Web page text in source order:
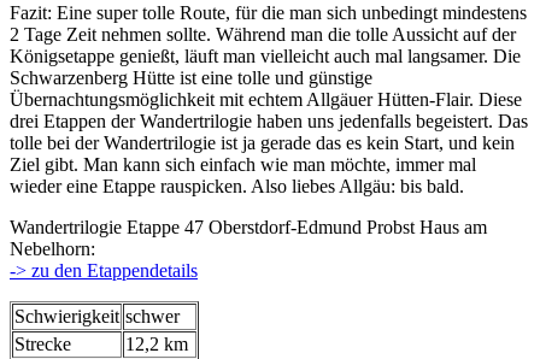
Fazit: Eine super tolle Route, für die man sich unbedingt mindestens
2 Tage Zeit nehmen sollte. Während man die tolle Aussicht auf der
Königsetappe genießt, läuft man vielleicht auch mal langsamer. Die
Schwarzenberg Hütte ist eine tolle und günstige
Übernachtungsmöglichkeit mit echtem Allgäuer Hütten-Flair. Diese
drei Etappen der Wandertrilogie haben uns jedenfalls begeistert. Das
tolle bei der Wandertrilogie ist ja gerade das es kein Start, und kein
Ziel gibt. Man kann sich einfach wie man möchte, immer mal
wieder eine Etappe rauspicken. Also liebes Allgäu: bis bald.
Wandertrilogie Etappe 47 Oberstdorf-Edmund Probst Haus am
Nebelhorn:
-> zu den Etappendetails
Schwierigkeit schwer
Strecke
12,2 km